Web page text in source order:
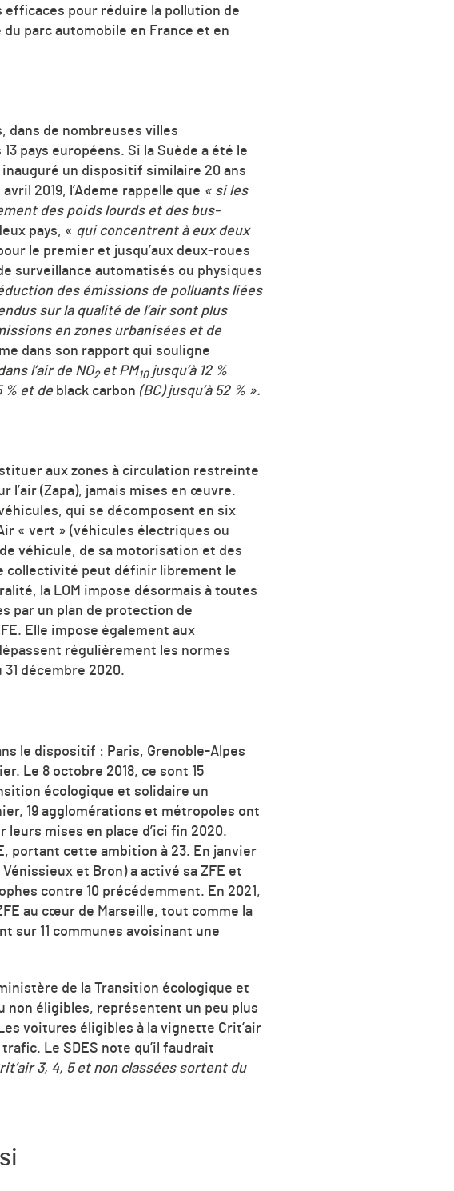
efficaces pour réduire la pollution de
parc automobile en France et en
dans de nombreuses villes
pays européens. Si la Suède a été le
inauguré un dispositif similaire 20 ans
2019, l’Ademe rappelle que « si les
des poids lourds et des bus-
pays, « qui concentrent à eux deux
le premier et jusqu’aux deux-roues
surveillance automatisés ou physiques
des émissions de polluants liées
sur la qualité de l’air sont plus
en zones urbanisées et de
dans son rapport qui souligne
l’air de NO2et PM10jusqu’à 12 %
% et de black carbon (BC) jusqu’à 52 % ».
aux zones à circulation restreinte
l’air (Zapa), jamais mises en œuvre.
qui se décomposent en six
« vert » (véhicules électriques ou
véhicule, de sa motorisation et des
collectivité peut définir librement le
la LOM impose désormais à toutes
par un plan de protection de
Elle impose également aux
régulièrement les normes
décembre 2020.
le dispositif : Paris, Grenoble-Alpes
Le 8 octobre 2018, ce sont 15
écologique et solidaire un
19 agglomérations et métropoles ont
leurs mises en place d’ici fin 2020.
portant cette ambition à 23. En janvier
et Bron) a activé sa ZFE et
contre 10 précédemment. En 2021,
au cœur de Marseille, tout comme la
sur 11 communes avoisinant une
de la Transition écologique et
non éligibles, représentent un peu plus
voitures éligibles à la vignette Crit’air
Le SDES note qu’il faudrait
3, 4, 5 et non classées sortent du